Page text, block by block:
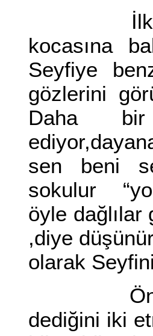
İlk gece
kocasına
Seyfiye
gözlerini
Daha
sen beni
sokulur
öyle
,diye
olarak
Önceleri
dediğini iki